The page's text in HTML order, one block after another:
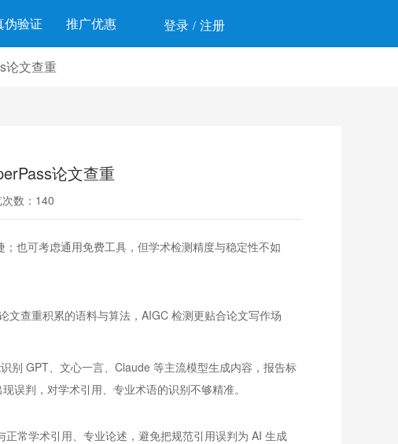
伪验证 推广优惠 登录 / 注册
论文查重
论文查重
数：140
也可考虑通用免费工具，但学术检测精度与稳定性不如
文查重积累的语料与算法，AIGC 检测更贴合论文写作场
别 GPT、文心一言、Claude 等主流模型生成内容，报告标
误判，对学术引用、专业术语的识别不够精准。
常学术引用、专业论述，避免把规范引用误判为 AI 生成